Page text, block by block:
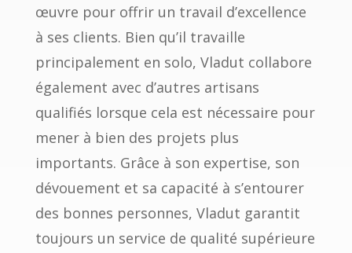
œuvre pour offrir un travail d’excellence
à ses clients. Bien qu’il travaille
principalement en solo, Vladut collabore
également avec d’autres artisans
qualifiés lorsque cela est nécessaire pour
mener à bien des projets plus
importants. Grâce à son expertise, son
dévouement et sa capacité à s’entourer
des bonnes personnes, Vladut garantit
toujours un service de qualité supérieure